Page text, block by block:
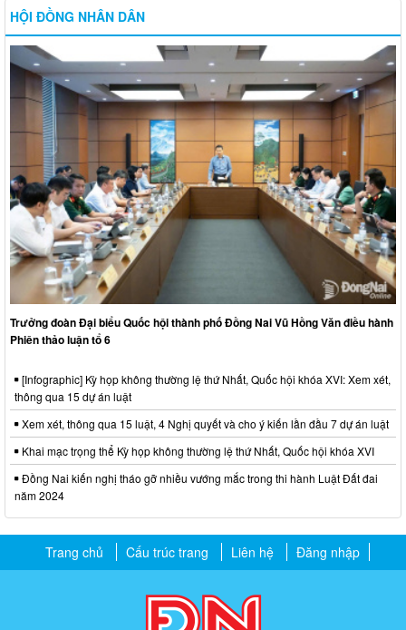
HỘI ĐỒNG NHÂN DÂN
Trưởng đoàn Đại biểu Quốc hội thành phố Đồng Nai Vũ Hồng Văn điều hành
Phiên thảo luận tổ 6
[Infographic] Kỳ họp không thường lệ thứ Nhất, Quốc hội khóa XVI: Xem xét,
thông qua 15 dự án luật
Xem xét, thông qua 15 luật, 4 Nghị quyết và cho ý kiến lần đầu 7 dự án luật
Khai mạc trọng thể Kỳ họp không thường lệ thứ Nhất, Quốc hội khóa XVI
Đồng Nai kiến nghị tháo gỡ nhiều vướng mắc trong thi hành Luật Đất đai
năm 2024
Trang chủ Cấu trúc trang Liên hệ Đăng nhập